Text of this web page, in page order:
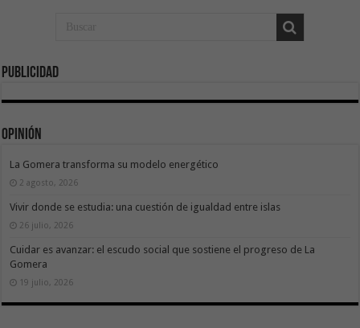
Publicidad
Opinión
La Gomera transforma su modelo energético
2 agosto, 2026
Vivir donde se estudia: una cuestión de igualdad entre islas
26 julio, 2026
Cuidar es avanzar: el escudo social que sostiene el progreso de La
Gomera
19 julio, 2026